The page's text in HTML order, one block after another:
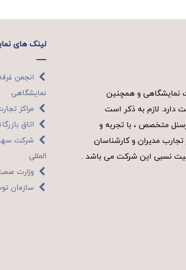
نمایشگاهی و همچنین
دارد. لازم به ذکر است
متخصص ، با تجربه و
مدیران و کارشناسان
نسبی این شرکت می باشد .
لینک های
انجمن
نمایشگاهی
مراکز
اتاق
شرکت
المللی
وزارت
سازمان